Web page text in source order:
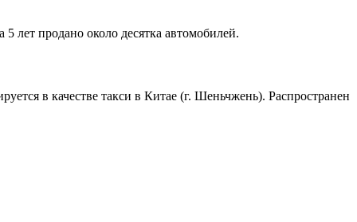
лет продано около десятка автомобилей.
в качестве такси в Китае (г. Шеньчжень). Распространен